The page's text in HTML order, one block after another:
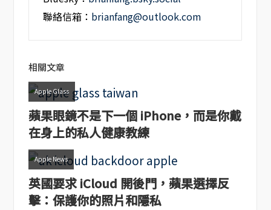
聯絡信箱： brianfang@outlook.com
相關文章
Apple Glass
蘋果眼鏡不是下一個 iPhone，而是你戴
在身上的私人健康教練
Apple News
英國要求 iCloud 開後門，蘋果選擇反
擊：保護你的照片和隱私